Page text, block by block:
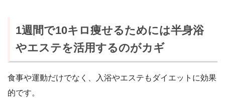
1週間で10キロ痩せるためには半身浴
やエステを活用するのがカギ
食事や運動だけでなく、入浴やエステもダイエットに効果
的です。